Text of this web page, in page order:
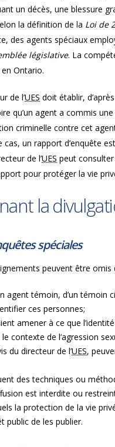
un décès, une blessure
la définition de la Loi de
des agents spéciaux
législative. La
Ontario.
de l’UES doit établir,
qu’un agent a commis
criminelle contre cet
un rapport d’enquête
de l’UES peut
pour protéger la vie
la
spéciales
peuvent être
agent témoin, d’un
ces personnes;
amener à ce que
contexte de l’agression
du directeur de l’UES,
des techniques ou
est interdite ou
la protection de la vie
public de les publier.